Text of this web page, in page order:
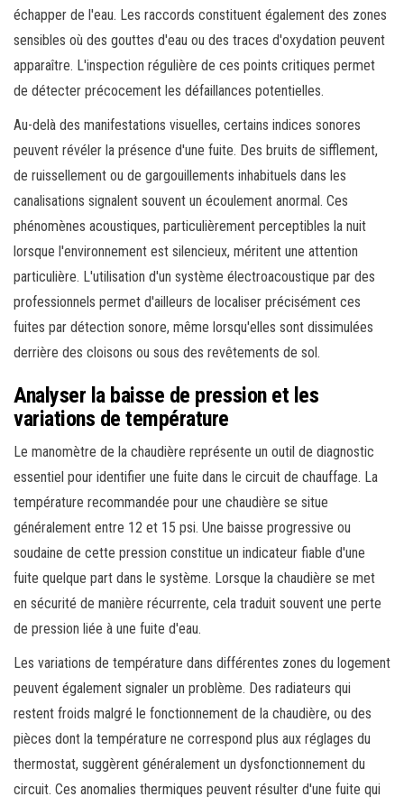
échapper de l'eau. Les raccords constituent également des zones
sensibles où des gouttes d'eau ou des traces d'oxydation peuvent
apparaître. L'inspection régulière de ces points critiques permet
de détecter précocement les défaillances potentielles.
Au-delà des manifestations visuelles, certains indices sonores
peuvent révéler la présence d'une fuite. Des bruits de sifflement,
de ruissellement ou de gargouillements inhabituels dans les
canalisations signalent souvent un écoulement anormal. Ces
phénomènes acoustiques, particulièrement perceptibles la nuit
lorsque l'environnement est silencieux, méritent une attention
particulière. L'utilisation d'un système électroacoustique par des
professionnels permet d'ailleurs de localiser précisément ces
fuites par détection sonore, même lorsqu'elles sont dissimulées
derrière des cloisons ou sous des revêtements de sol.
Analyser la baisse de pression et les
variations de température
Le manomètre de la chaudière représente un outil de diagnostic
essentiel pour identifier une fuite dans le circuit de chauffage. La
température recommandée pour une chaudière se situe
généralement entre 12 et 15 psi. Une baisse progressive ou
soudaine de cette pression constitue un indicateur fiable d'une
fuite quelque part dans le système. Lorsque la chaudière se met
en sécurité de manière récurrente, cela traduit souvent une perte
de pression liée à une fuite d'eau.
Les variations de température dans différentes zones du logement
peuvent également signaler un problème. Des radiateurs qui
restent froids malgré le fonctionnement de la chaudière, ou des
pièces dont la température ne correspond plus aux réglages du
thermostat, suggèrent généralement un dysfonctionnement du
circuit. Ces anomalies thermiques peuvent résulter d'une fuite qui